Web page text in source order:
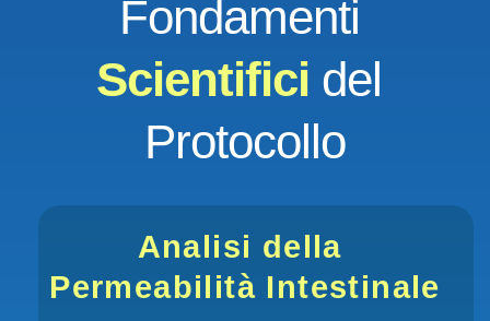
Scientifici del
Protocollo
Analisi della
Permeabilità Intestinale